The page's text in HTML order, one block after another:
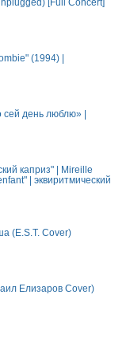
[Full Concert]
(1994) |
день люблю» |
каприз" | Mireille
| эквиритмический
(E.S.T. Cover)
Елизаров Cover)